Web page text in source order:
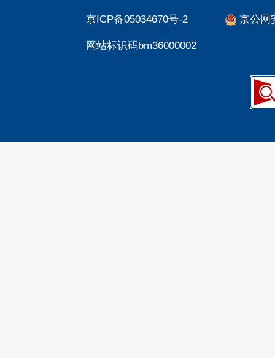
京ICP备05034670号-2 京公网
网站标识码bm36000002